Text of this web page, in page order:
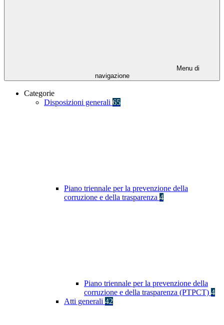
Menu di
navigazione
Categorie
Disposizioni generali 65
Piano triennale per la prevenzione della
corruzione e della trasparenza 4
Piano triennale per la prevenzione della
corruzione e della trasparenza (PTPCT) 4
Atti generali 42